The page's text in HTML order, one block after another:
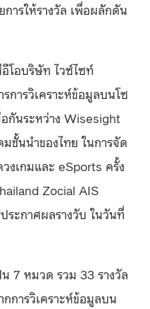
ารให้รางวัล เพื่อผลักดัน
โอบริษัท ไวซ์ไซท์
การวิเคราะห์ข้อมูลบนโซ
อกันระหว่าง Wisesight
ชั้นนำของไทย ในการจัด
งเกมและ eSports ครั้ง
Zocial AIS
ระกาศผลรางวับ ในวันที่
น 7 หมวด รวม 33 รางวัล
การวิเคราะห์ข้อมูลบน